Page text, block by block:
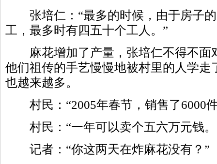
张培仁：“最多的时候，由于房子的
工，最多时有四五十个工人。”
麻花增加了产量，张培仁不得不面
他们祖传的手艺慢慢地被村里的人学走
也越来越多。
村民：“2005年春节，销售了6000
村民：“一年可以卖个五六万元钱。
记者：“你这两天在炸麻花没有？”